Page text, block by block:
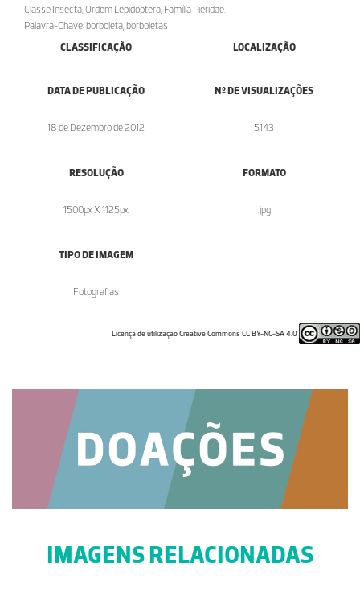
Classe Insecta, Ordem Lepidoptera, Família Pieridae.
Palavra-Chave: borboleta, borboletas
CLASSIFICAÇÃO
LOCALIZAÇÃO
DATA DE PUBLICAÇÃO
18 de Dezembro de 2012
Nº DE VISUALIZAÇÕES
5143
RESOLUÇÃO
1500px X 1125px
FORMATO
.jpg
TIPO DE IMAGEM
Fotografias
Licença de utilização Creative Commons CC BY-NC-SA 4.0
IMAGENS RELACIONADAS